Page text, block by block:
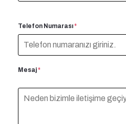
Telefon Numarası*
Mesaj*